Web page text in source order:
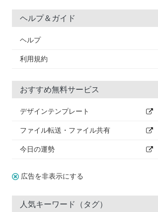
ヘルプ＆ガイド
ヘルプ
利用規約
おすすめ無料サービス
デザインテンプレート
ファイル転送・ファイル共有
今日の運勢
広告を非表示にする
人気キーワード（タグ）